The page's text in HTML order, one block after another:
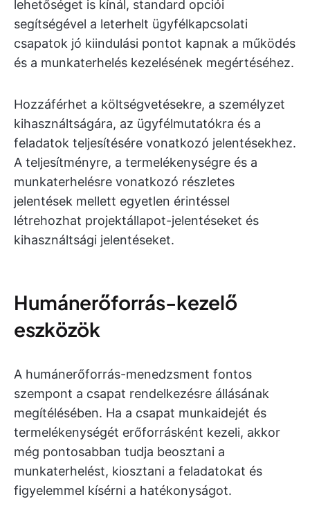
lehetőséget is kínál, standard opciói
segítségével a leterhelt ügyfélkapcsolati
csapatok jó kiindulási pontot kapnak a működés
és a munkaterhelés kezelésének megértéséhez.
Hozzáférhet a költségvetésekre, a személyzet
kihasználtságára, az ügyfélmutatókra és a
feladatok teljesítésére vonatkozó jelentésekhez.
A teljesítményre, a termelékenységre és a
munkaterhelésre vonatkozó részletes
jelentések mellett egyetlen érintéssel
létrehozhat projektállapot-jelentéseket és
kihasználtsági jelentéseket.
Humánerőforrás-kezelő
eszközök
A humánerőforrás-menedzsment fontos
szempont a csapat rendelkezésre állásának
megítélésében. Ha a csapat munkaidejét és
termelékenységét erőforrásként kezeli, akkor
még pontosabban tudja beosztani a
munkaterhelést, kiosztani a feladatokat és
figyelemmel kísérni a hatékonyságot.